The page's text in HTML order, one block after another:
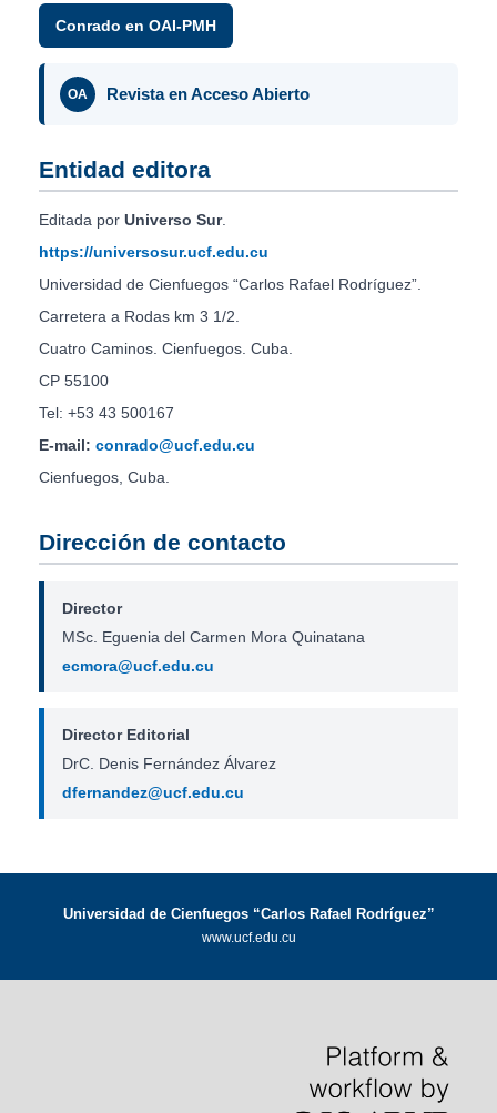
Conrado en OAI-PMH
OA Revista en Acceso Abierto
Entidad editora
Editada por Universo Sur.
https://universosur.ucf.edu.cu
Universidad de Cienfuegos “Carlos Rafael Rodríguez”.
Carretera a Rodas km 3 1/2.
Cuatro Caminos. Cienfuegos. Cuba.
CP 55100
Tel: +53 43 500167
E-mail: conrado@ucf.edu.cu
Cienfuegos, Cuba.
Dirección de contacto
Director
MSc. Eguenia del Carmen Mora Quinatana
ecmora@ucf.edu.cu
Director Editorial
DrC. Denis Fernández Álvarez
dfernandez@ucf.edu.cu
Universidad de Cienfuegos “Carlos Rafael Rodríguez”
www.ucf.edu.cu